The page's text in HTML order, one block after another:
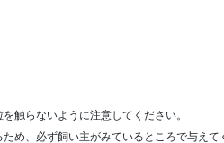
触らないように注意してください。
め、必ず飼い主がみているところで与えて